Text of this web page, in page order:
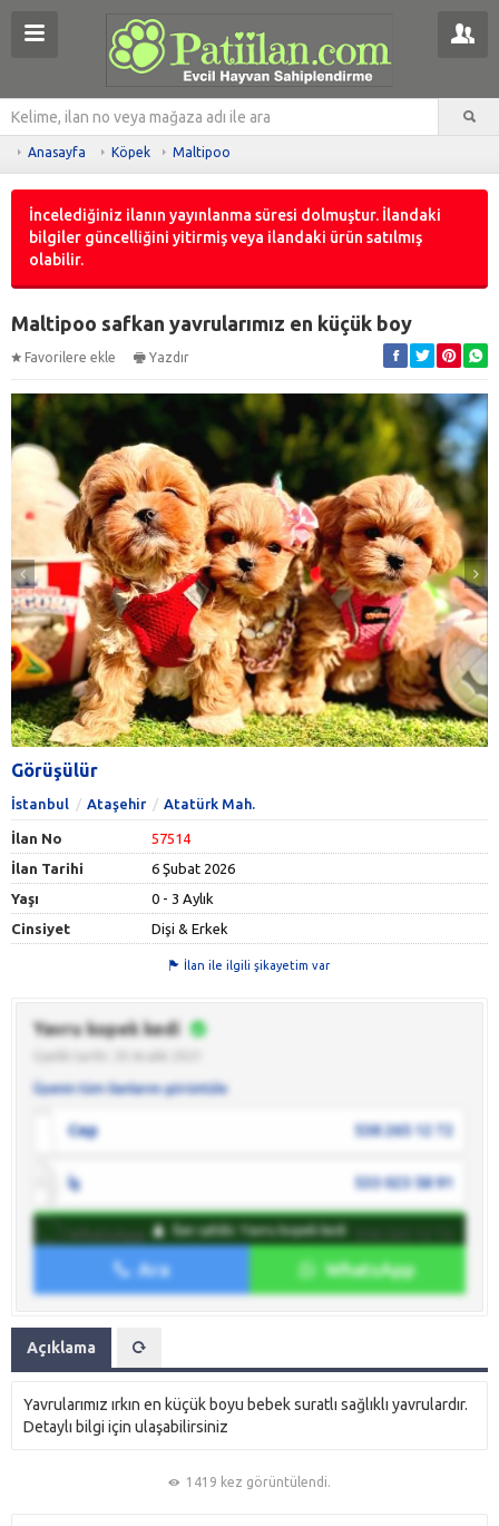
Anasayfa Köpek Maltipoo
İncelediğiniz ilanın yayınlanma süresi dolmuştur. İlandaki
bilgiler güncelliğini yitirmiş veya ilandaki ürün satılmış
olabilir.
Maltipoo safkan yavrularımız en küçük boy
Favorilere ekle Yazdır
Görüşülür
İstanbul Ataşehir Atatürk Mah.
İlan No
57514
İlan Tarihi
6 Şubat 2026
Yaşı
0 - 3 Aylık
Cinsiyet
Dişi & Erkek
İlan ile ilgili şikayetim var
Yavru kopek kedi
Üyenin tüm ilanlarını görüntüle
Cep 538 265 12 72
İş 533 023 58 91
WhatsApp
İlan sahibine mesaj gönder
İlan sahibi: Yavru kopek kedi
Ara WhatsApp
Açıklama
Yavrularımız ırkın en küçük boyu bebek suratlı sağlıklı yavrulardır.
Detaylı bilgi için ulaşabilirsiniz
1419 kez görüntülendi.